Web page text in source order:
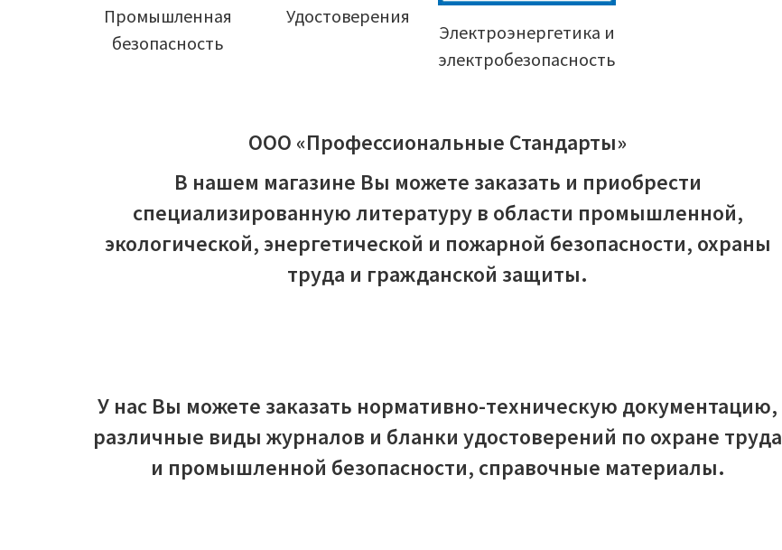
Промышленная
безопасность
Удостоверения
Электроэнергетика и
электробезопасность
ООО «Профессиональные Стандарты»
В нашем магазине Вы можете заказать и приобрести
специализированную литературу в области промышленной,
экологической, энергетической и пожарной безопасности, охраны
труда и гражданской защиты.
У нас Вы можете заказать нормативно-техническую документацию,
различные виды журналов и бланки удостоверений по охране труда
и промышленной безопасности, справочные материалы.